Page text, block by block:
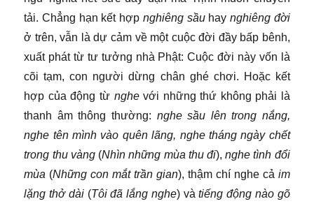
tải. Chẳng hạn kết hợp nghiêng sầuhay nghiêng đời
ở trên, vẫn là dự cảm về một cuộc đời đầy bấp bênh,
xuất phát từ tư tưởng nhà Phật: Cuộc đời này vốn là
cõi tạm, con người dừng chân ghé chơi. Hoặc kết
hợp của động từ nghevới những thứ không phải là
thanh âm thông thường: nghe sầu lên trong nắng,
nghe tên mình vào quên lãng, nghe tháng ngày chết
trong thu vàng (Nhìn những mùa thu đi),nghe tình đổi
mùa (Những con mắt trần gian), thậm chí nghe cả im
lặng thở dài(Tôi đã lắng nghe) vàtiếng động nào gõ